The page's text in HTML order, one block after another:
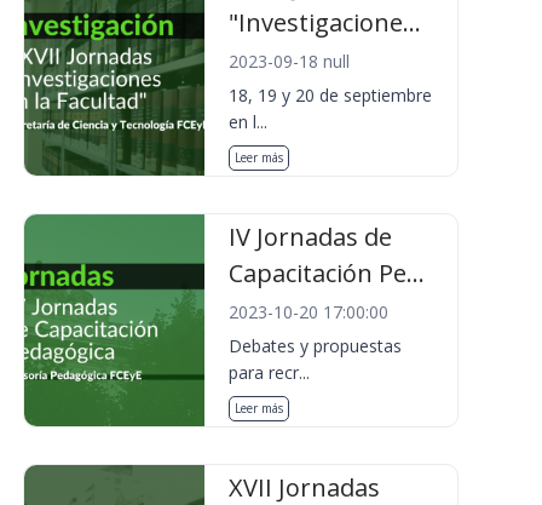
"Investigacione...
2023-09-18 null
18, 19 y 20 de septiembre
en l...
Leer más
IV Jornadas de
Capacitación Pe...
2023-10-20 17:00:00
Debates y propuestas
para recr...
Leer más
XVII Jornadas